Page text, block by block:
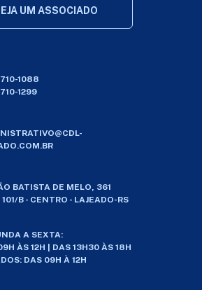
UM ASSOCIADO
1088
1299
BATISTA DE MELO, 361
B - CENTRO - LAJEADO-RS
A SEXTA:
ÀS 12H | DAS 13H30 ÀS 18H
DAS 09H À 12H